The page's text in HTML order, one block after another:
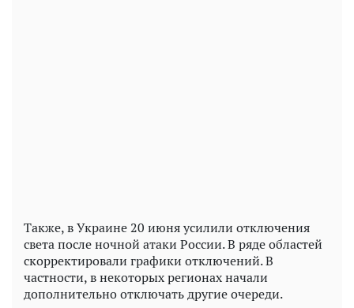
Также, в Украине 20 июня усилили отключения
света после ночной атаки России. В ряде областей
скорректировали графики отключений. В
частности, в некоторых регионах начали
дополнительно отключать другие очереди.